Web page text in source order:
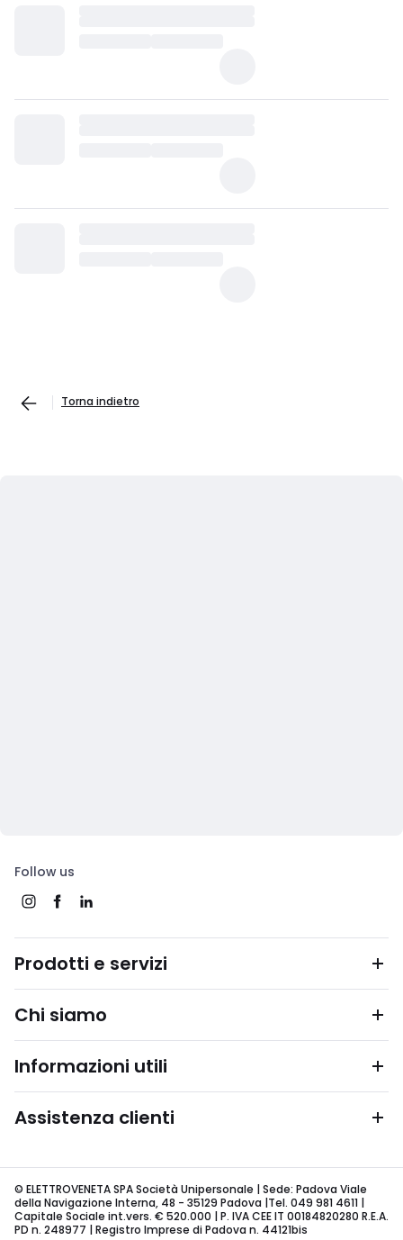
Torna indietro
Follow us
Prodotti e servizi
Chi siamo
Informazioni utili
Assistenza clienti
© ELETTROVENETA SPA Società Unipersonale | Sede: Padova Viale
della Navigazione Interna, 48 - 35129 Padova |Tel. 049 981 4611 |
Capitale Sociale int.vers. € 520.000 | P. IVA CEE IT 00184820280 R.E.A.
PD n. 248977 | Registro Imprese di Padova n. 44121bis